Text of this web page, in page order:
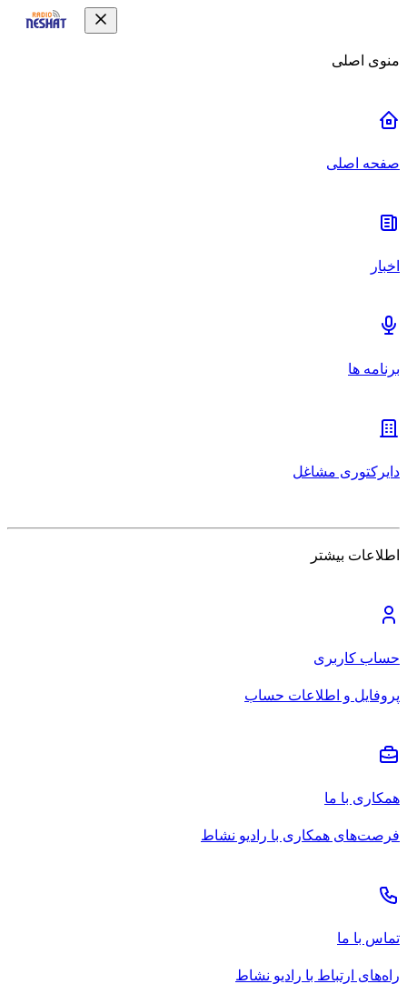
منوی اصلی
صفحه اصلی
اخبار
برنامه ها
دایرکتوری مشاغل
اطلاعات بیشتر
حساب کاربری
پروفایل و اطلاعات حساب
همکاری با ما
فرصت‌های همکاری با رادیو نشاط
تماس با ما
راه‌های ارتباط با رادیو نشاط